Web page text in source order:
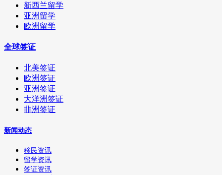
新西兰留学
亚洲留学
欧洲留学
全球签证
北美签证
欧洲签证
亚洲签证
大洋洲签证
非洲签证
新闻动态
移民资讯
留学资讯
签证资讯